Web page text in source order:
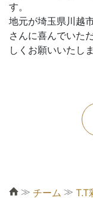
す。
地元が埼玉県川越
さんに喜んでいた
しくお願いいたしま
≫ チーム ≫ T.T